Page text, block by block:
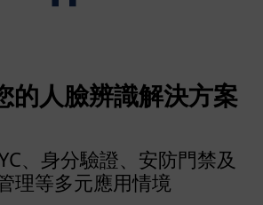
的人臉辨識解決方案
、身分驗證、安防門禁及
理等多元應用情境